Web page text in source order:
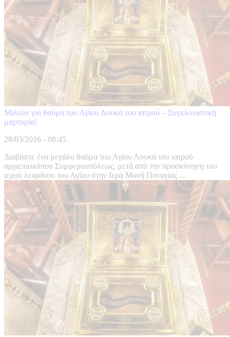
Μιλούν για θαύμα του Αγίου Λουκά του ιατρού – Συγκλονιστική
μαρτυρία!
28/03/2016 - 08:45
Διαβάστε ένα μεγάλο θαύμα του Αγίου Λουκά του ιατρού
αρχιεπισκόπου Συμφερουπόλεως, μετά από την προσκύνηση του
ιερού λειψάνου του Αγίου στην Ιερά Μονή Παναγίας ...